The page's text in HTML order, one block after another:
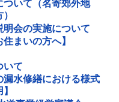
ついて（名寄郊外地
会の実施について
まいの方へ】
いて
漏水修繕における様式